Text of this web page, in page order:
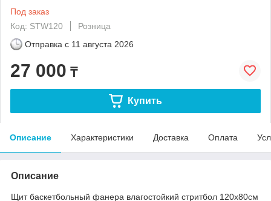
Под заказ
Код: STW120
Розница
Отправка с 11 августа 2026
27 000 ₸
Купить
Описание Характеристики Доставка Оплата
Описание
Щит баскетбольный фанера влагостойкий стритбол 120х80см